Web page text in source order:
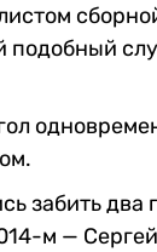
подобный
забить два
м —